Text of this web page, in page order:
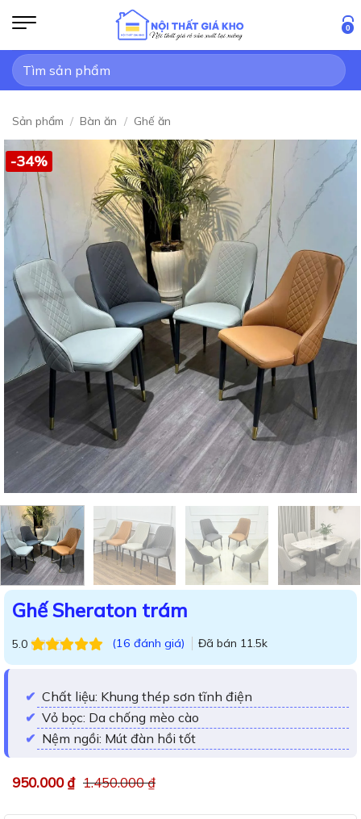
qua
nội
dung
0
Tìm
kiếm:
Sản phẩm / Bàn ăn / Ghế ăn
-34%
Ghế Sheraton trám
5.0
5.0trên 5
16
(16 đánh giá) Đã bán 11.5k
Chất liệu: Khung thép sơn tĩnh điện
Vỏ bọc: Da chống mèo cào
Nệm ngồi: Mút đàn hồi tốt
950.000₫ 1.450.000₫